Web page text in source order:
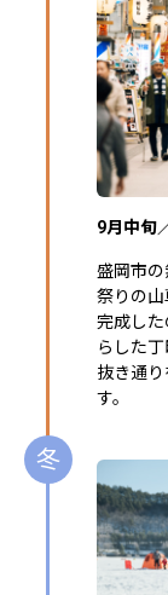
9月中旬
盛岡市
祭りの
完成し
らした
抜き通
す。
冬